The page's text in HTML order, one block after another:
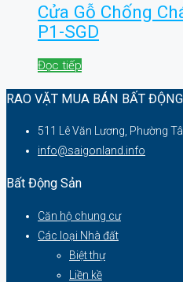
Cửa Gỗ Chống
P1-SGD
Đọc tiếp
RAO VẶT MUA BÁN BẤT
511 Lê Văn Lương, Phường
info@saigonland.info
Bất Động Sản
Căn hộ chung cư
Các loại Nhà đất
Biệt thự
Liền kề